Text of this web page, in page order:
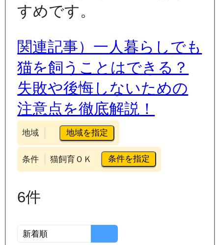
すめです。
関連記事）一人暮らしでも
猫を飼うことはできる？
失敗や後悔しないための
注意点を徹底解説！
地域 地域を指定
条件 猫飼育ＯＫ 条件を指定
6件